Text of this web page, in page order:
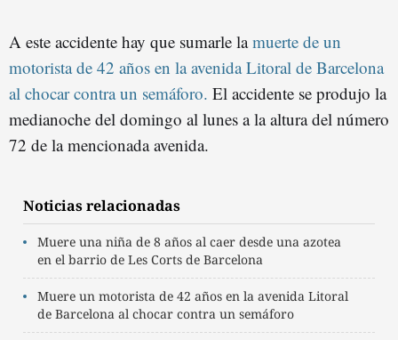
A este accidente hay que sumarle lamuerte de un
motorista de 42 años en la avenida Litoral de Barcelona
al chocar contra un semáforo. El accidente se produjo la
medianoche del domingo al lunes a la altura del número
72 de la mencionada avenida.
Noticias relacionadas
Muere una niña de 8 años al caer desde una azotea
en el barrio de Les Corts de Barcelona
Muere un motorista de 42 años en la avenida Litoral
de Barcelona al chocar contra un semáforo